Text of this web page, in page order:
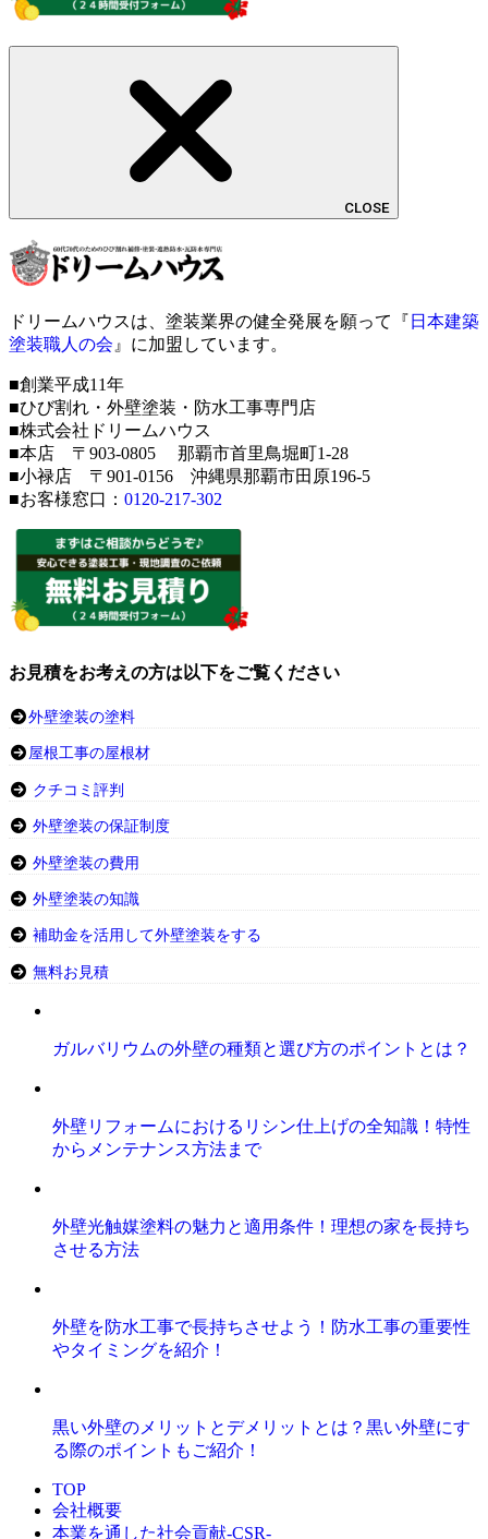
CLOSE
ドリームハウスは、塗装業界の健全発展を願って『 日本建築
塗装職人の会 』に加盟しています。
■創業平成11年
■ひび割れ・外壁塗装・防水工事専門店
■株式会社ドリームハウス
■本店 〒903-0805 那覇市首里鳥堀町1-28
■小禄店 〒901-0156 沖縄県那覇市田原196-5
■お客様窓口： 0120-217-302
お見積をお考えの方は以下をご覧ください
外壁塗装の塗料
屋根工事の屋根材
クチコミ評判
外壁塗装の保証制度
外壁塗装の費用
外壁塗装の知識
補助金を活用して外壁塗装をする
無料お見積
ガルバリウムの外壁の種類と選び方のポイントとは？
外壁リフォームにおけるリシン仕上げの全知識！特性
からメンテナンス方法まで
外壁光触媒塗料の魅力と適用条件！理想の家を長持ち
させる方法
外壁を防水工事で長持ちさせよう！防水工事の重要性
やタイミングを紹介！
黒い外壁のメリットとデメリットとは？黒い外壁にす
る際のポイントもご紹介！
TOP
会社概要
本業を通した社会貢献-CSR-